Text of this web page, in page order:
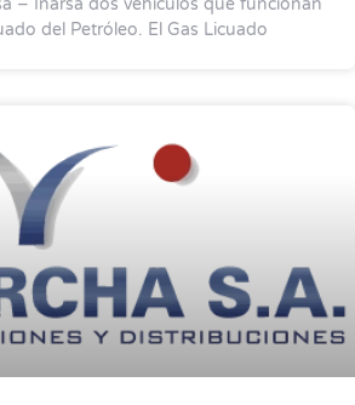
del Petróleo. El Gas Licuado